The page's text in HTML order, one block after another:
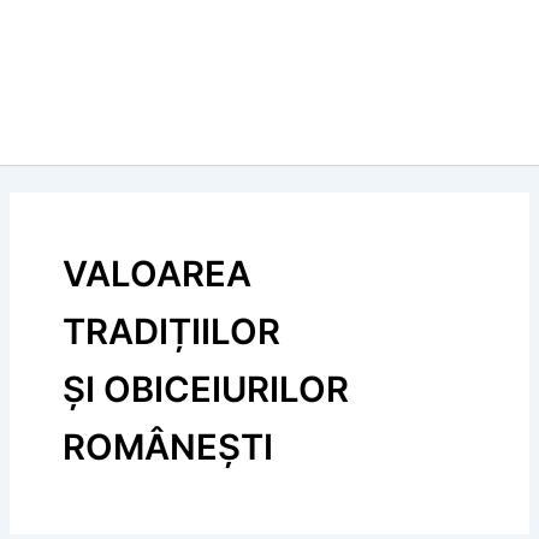
VALOAREA
TRADIȚIILOR
ȘI OBICEIURILOR
ROMÂNEȘTI